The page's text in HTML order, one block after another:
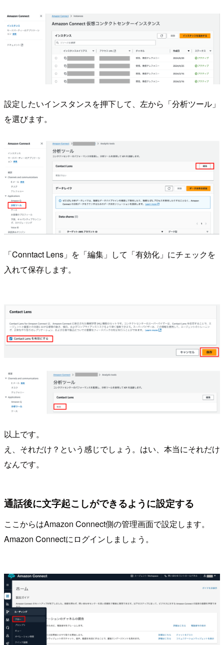
設定したいインスタンスを押下して、左から「分析ツール」
を選びます。
「Conntact Lens」を「編集」して「有効化」にチェックを
入れて保存します。
以上です。
え、それだけ？という感じでしょう。はい、本当にそれだけ
なんです。
通話後に文字起こしができるように設定する
ここからはAmazon Connect側の管理画面で設定します。
Amazon Connectにログインしましょう。